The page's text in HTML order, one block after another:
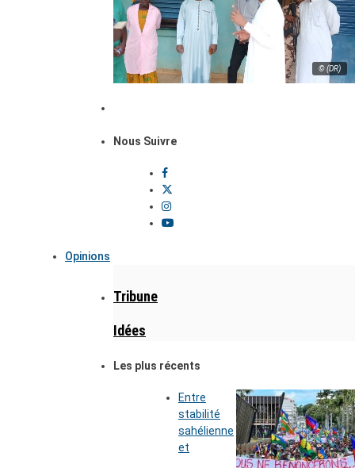
© (DR)
Nous Suivre
Opinions
Tribune
Idées
Les plus récents
Entre
stabilité
sahélienne
et